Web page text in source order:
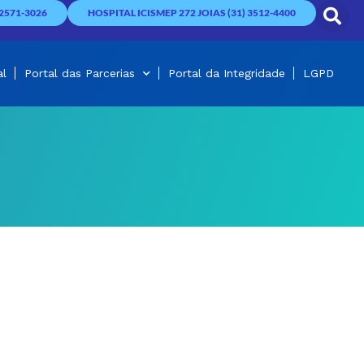
3026 HOSPITAL ICISMEP 272 JOIAS (31) 3512-4400
Portal das Parcerias Portal da Integridade LGPD